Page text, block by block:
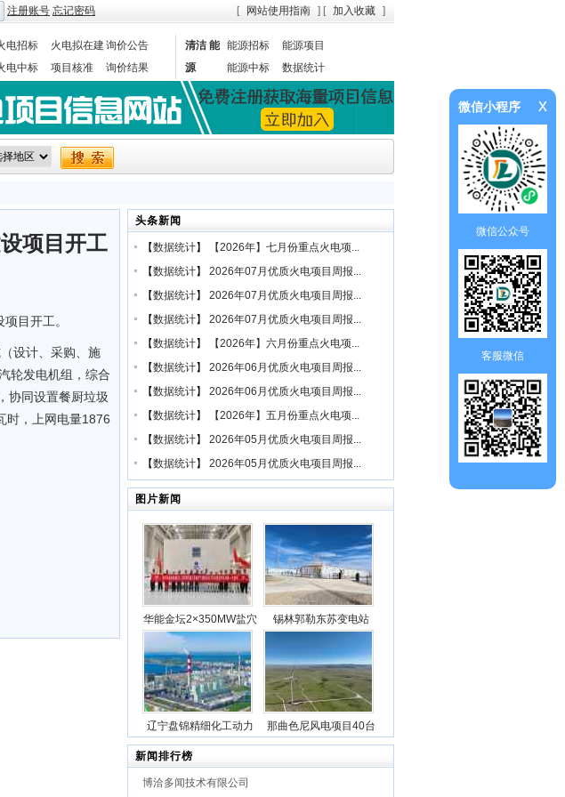
注册账号 忘记密码 [ 网站使用指南 ] [ 加入收藏 ]
电招标 火电拟在建询价公告
电中标
项目核准
询价结果
清洁 能
源
能源招标
能源项目
能源中标
数据统计
项目开工
目开工。
设计、采购、施
轮发电机组，综合
协同设置餐厨垃圾
时，上网电量1876
头条新闻
【数据统计】
【2026年】七月份重点火电项...
【数据统计】 2026年07月优质火电项目周报...
【数据统计】 2026年07月优质火电项目周报...
【数据统计】 2026年07月优质火电项目周报...
【数据统计】
【2026年】六月份重点火电项...
【数据统计】 2026年06月优质火电项目周报...
【数据统计】 2026年06月优质火电项目周报...
【数据统计】
【2026年】五月份重点火电项...
【数据统计】 2026年05月优质火电项目周报...
【数据统计】 2026年05月优质火电项目周报...
图片新闻
华能金坛2×350MW盐穴
压缩空气储能发电项目2
号机组透平机冲转一次
成功
锡林郭勒东苏变电站
动100万千瓦/400万千瓦
时电源侧储能电站成功
并网
辽宁盘锦精细化工动力
站项目5台锅炉全部点火
成功
那曲色尼风电项目40台
新闻排行榜
博洽多闻技术有限公司
微信小程序 x
微信公众号
客服微信